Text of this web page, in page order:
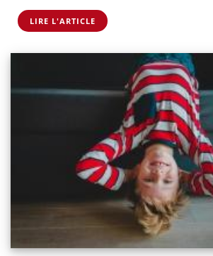
LIRE L'ARTICLE